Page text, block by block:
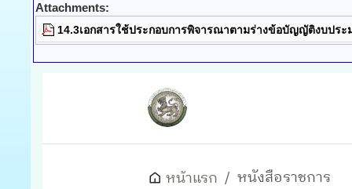
Attachments:
14.3เอกสารใช้ประกอบการพิจารณาตามร่างข้อบัญญัติงบปร